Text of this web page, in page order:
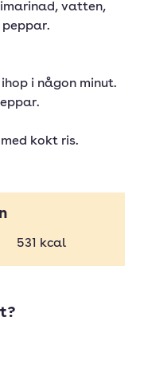
vatten,
i någon minut.
kokt ris.
531 kcal